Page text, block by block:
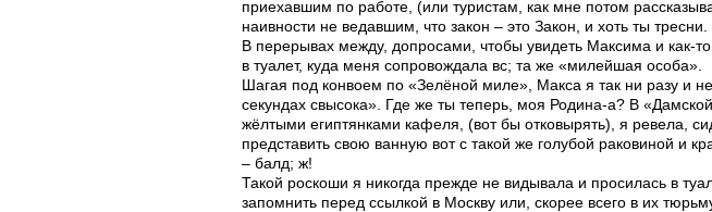
приехавшим по работе, (или туристам, как мне потом
наивности не ведавшим, что закон – это Закон, и хоть ты тресни.
В перерывах между, допросами, чтобы увидеть Максима и как-
в туалет, куда меня сопровождала вс; та же «милейшая особа».
Шагая под конвоем по «Зелёной миле», Макса я так ни разу и
секундах свысока». Где же ты теперь, моя Родина-а? В
жёлтыми египтянками кафеля, (вот бы отковырять), я ревела,
представить свою ванную вот с такой же голубой раковиной и
– балд; ж!
Такой роскоши я никогда прежде не видывала и просилась в
запомнить перед ссылкой в Москву или, скорее всего в их